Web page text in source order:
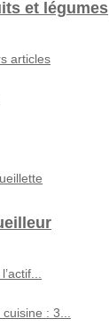
et légumes
articles
: 3...